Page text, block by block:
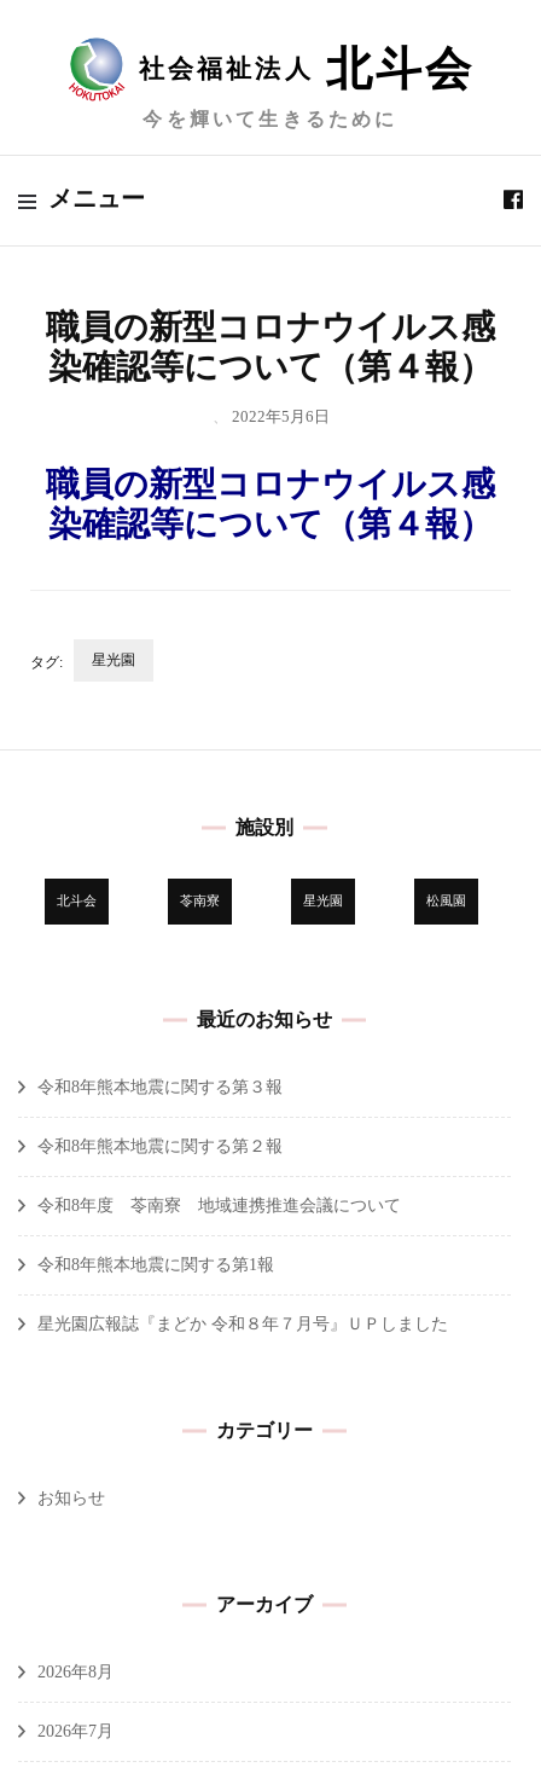
社会福祉法人 北斗会
今を輝いて生きるために
メニュー
職員の新型コロナウイルス感
染確認等について（第４報）
2022年5月6日
職員の新型コロナウイルス感
染確認等について（第４報）
タグ: 星光園
ー
シ
施設別
北斗会 苓南寮 星光園 松風園
最近のお知らせ
令和8年熊本地震に関する第３報
令和8年熊本地震に関する第２報
令和8年度 苓南寮 地域連携推進会議について
令和8年熊本地震に関する第1報
星光園広報誌『まどか 令和８年７月号』ＵＰしました
カテゴリー
お知らせ
アーカイブ
2026年8月
2026年7月